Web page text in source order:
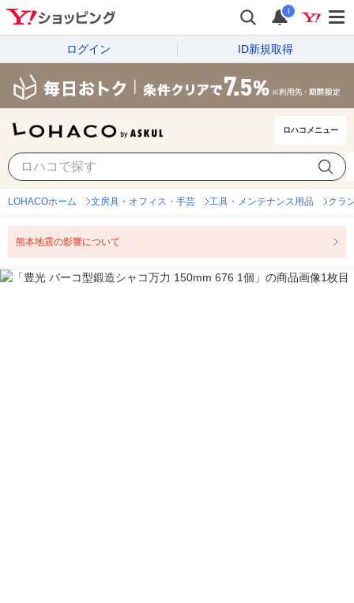
i
ログイン ID新規取得
ロハコメニュー
LOHACOホーム 文房具・オフィス・手芸 工具・メンテナンス用品 クラ
熊本地震の影響について